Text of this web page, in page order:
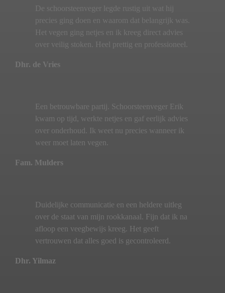
De schoorsteenveger legde rustig uit wat hij
precies ging doen en waarom dat belangrijk was.
Het vegen ging netjes en ik kreeg direct advies
over veilig stoken. Heel prettig en professioneel.
Dhr. de Vries
Een betrouwbare partij. Schoorsteenveger Erik
kwam op tijd, werkte netjes en gaf eerlijk advies
over onderhoud. Ik weet nu precies wanneer ik
weer moet laten vegen.
Fam. Mulders
Duidelijke communicatie en een heldere uitleg
over de staat van mijn rookkanaal. Fijn dat ik na
afloop een veegbewijs kreeg. Het geeft
vertrouwen dat alles goed is gecontroleerd.
Dhr. Yilmaz